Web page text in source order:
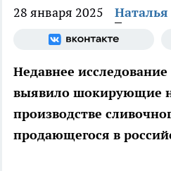
28 января 2025
Недавнее исследование
выявило шокирующие
производстве
продающегося в